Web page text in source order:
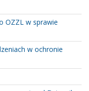
OZZL w sprawie
w ochronie